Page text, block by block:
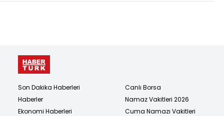
Son Dakika Haberleri
Haberler
Ekonomi Haberleri
Canlı Borsa
Namaz Vakitleri 2026
Cuma Namazı Vakitleri